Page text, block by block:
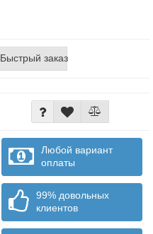
Быстрый заказ
Любой вариант
оплаты
99% довольных
клиентов